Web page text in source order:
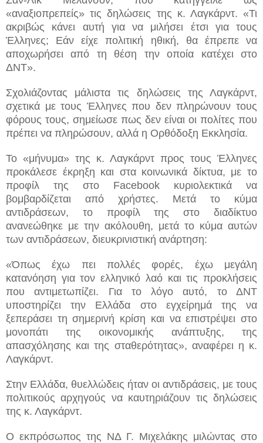
«αναξιοπρεπείς» τις δηλώσεις της κ. Λαγκάρντ. «Τι
ακριβώς κάνει αυτή για να μιλήσει έτσι για τους
Έλληνες; Εάν είχε πολιτική ηθική, θα έπρεπε να
αποχωρήσει από τη θέση την οποία κατέχει στο
ΔΝΤ».
Σχολιάζοντας μάλιστα τις δηλώσεις της Λαγκάρντ,
σχετικά με τους Έλληνες που δεν πληρώνουν τους
φόρους τους, σημείωσε πως δεν είναι οι πολίτες που
πρέπει να πληρώσουν, αλλά η Ορθόδοξη Εκκλησία.
Το «μήνυμα» της κ. Λαγκάρντ προς τους Έλληνες
προκάλεσε έκρηξη και στα κοινωνικά δίκτυα, με το
προφίλ της στο Facebook κυριολεκτικά να
βομβαρδίζεται από χρήστες. Μετά το κύμα
αντιδράσεων, το προφίλ της στο διαδίκτυο
ανανεώθηκε με την ακόλουθη, μετά το κύμα αυτών
των αντιδράσεων, διευκρινιστική ανάρτηση:
«Όπως έχω πει πολλές φορές, έχω μεγάλη
κατανόηση για τον ελληνικό λαό και τις προκλήσεις
που αντιμετωπίζει. Για το λόγο αυτό, το ΔΝΤ
υποστηρίζει την Ελλάδα στο εγχείρημά της να
ξεπεράσει τη σημερινή κρίση και να επιστρέψει στο
μονοπάτι της οικονομικής ανάπτυξης, της
απασχόλησης και της σταθερότητας», αναφέρει η κ.
Λαγκάρντ.
Στην Ελλάδα, θυελλώδεις ήταν οι αντιδράσεις, με τους
πολιτικούς αρχηγούς να καυτηριάζουν τις δηλώσεις
της κ. Λαγκάρντ.
Ο εκπρόσωπος της ΝΔ Γ. Μιχελάκης μιλώντας στο